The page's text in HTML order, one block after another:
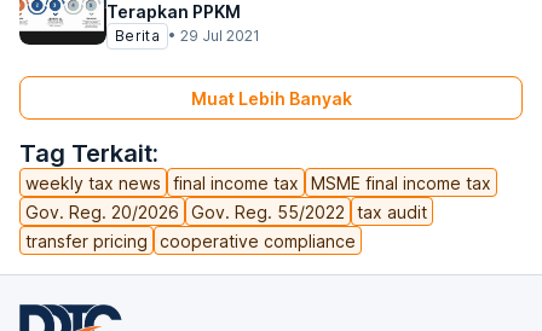
Tag Terkait:
weekly tax news final income tax
MSME final income tax
Gov. Reg. 20/2026
Gov. Reg. 55/2022
tax audit
transfer pricing
cooperative compliance
Terapkan PPKM
Berita • 29 Jul 2021
Muat Lebih Banyak